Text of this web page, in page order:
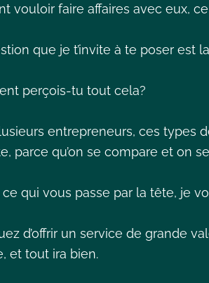
vouloir faire affaires avec eux,
que je t’invite à te poser est
perçois-tu tout cela?
entrepreneurs, ces types
parce qu’on se compare et on
ce qui vous passe par la tête, je
d’offrir un service de grande
et tout ira bien.